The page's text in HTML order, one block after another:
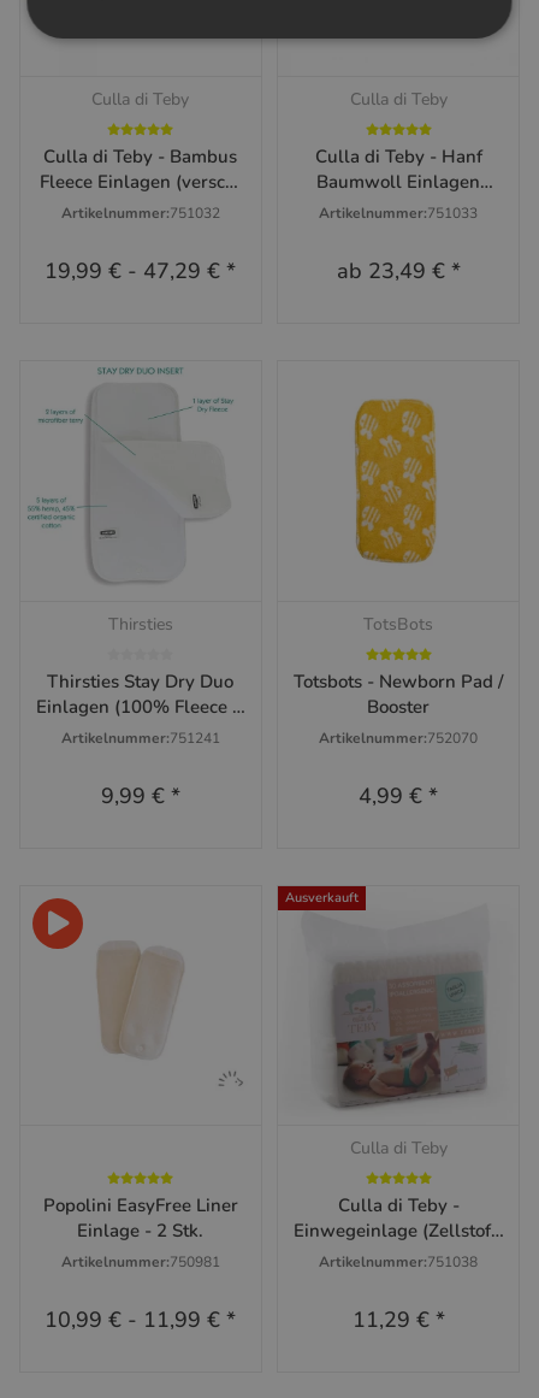
Culla di Teby
Culla di Teby - Bambus
Fleece Einlagen (versch.
Größen)
Artikelnummer:751032
19,99 € - 47,29 €*
Culla di Teby
Culla di Teby - Hanf
Baumwoll Einlagen
(versch. Größen)
Artikelnummer:751033
ab 23,49 € *
Thirsties
Thirsties Stay Dry Duo
Einlagen (100% Fleece &
Hanf-Baumwolle)
Artikelnummer:751241
9,99 € *
TotsBots
Totsbots - Newborn Pad /
Booster
Artikelnummer:752070
4,99 €*
Popolini EasyFree Liner
Einlage - 2 Stk.
Artikelnummer:750981
10,99 € - 11,99 €*
Ausverkauft
Culla di Teby
Culla di Teby -
Einwegeinlage (Zellstoff)
30 Stück
Artikelnummer:751038
11,29 € *